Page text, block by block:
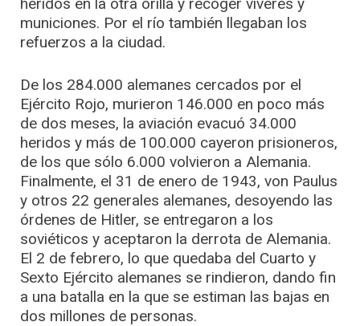
heridos en la otra orilla y recoger víveres y
municiones. Por el río también llegaban los
refuerzos a la ciudad.
De los 284.000 alemanes cercados por el
Ejército Rojo, murieron 146.000 en poco más
de dos meses, la aviación evacuó 34.000
heridos y más de 100.000 cayeron prisioneros,
de los que sólo 6.000 volvieron a Alemania.
Finalmente, el 31 de enero de 1943, von Paulus
y otros 22 generales alemanes, desoyendo las
órdenes de Hitler, se entregaron a los
soviéticos y aceptaron la derrota de Alemania.
El 2 de febrero, lo que quedaba del Cuarto y
Sexto Ejército alemanes se rindieron, dando fin
a una batalla en la que se estiman las bajas en
dos millones de personas.